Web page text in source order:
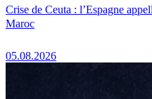
Crise de Ceuta : l’Espagne
Maroc
05.08.2026